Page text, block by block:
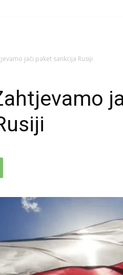
jači paket sankcija Rusiji